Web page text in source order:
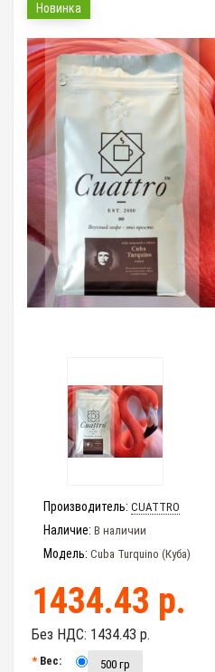
Новинка
Производитель: CUATTRO
Наличие: В наличии
Модель: Cuba Turquino (Куба)
1434.43 р.
Без НДС: 1434.43 р.
Вес: 500 гр